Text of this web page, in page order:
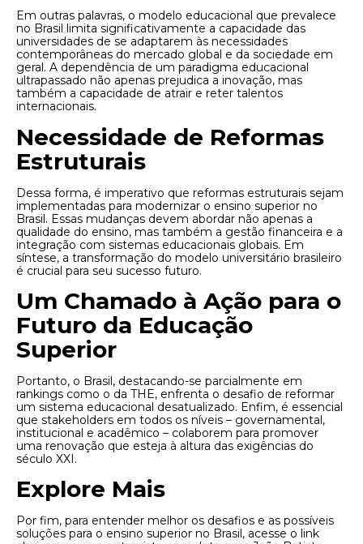
Em outras palavras, o modelo educacional que prevalece
no Brasil limita significativamente a capacidade das
universidades de se adaptarem às necessidades
contemporâneas do mercado global e da sociedade em
geral. A dependência de um paradigma educacional
ultrapassado não apenas prejudica a inovação, mas
também a capacidade de atrair e reter talentos
internacionais.
Necessidade de Reformas
Estruturais
Dessa forma, é imperativo que reformas estruturais sejam
implementadas para modernizar o ensino superior no
Brasil. Essas mudanças devem abordar não apenas a
qualidade do ensino, mas também a gestão financeira e a
integração com sistemas educacionais globais. Em
síntese, a transformação do modelo universitário brasileiro
é crucial para seu sucesso futuro.
Um Chamado à Ação para o
Futuro da Educação
Superior
Portanto, o Brasil, destacando-se parcialmente em
rankings como o da THE, enfrenta o desafio de reformar
um sistema educacional desatualizado. Enfim, é essencial
que stakeholders em todos os níveis – governamental,
institucional e acadêmico – colaborem para promover
uma renovação que esteja à altura das exigências do
século XXI.
Explore Mais
Por fim, para entender melhor os desafios e as possíveis
soluções para o ensino superior no Brasil, acesse o link